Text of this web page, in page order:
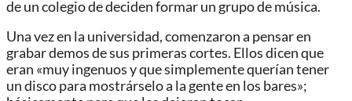
de un colegio de deciden formar un grupo de música.
Una vez en la universidad, comenzaron a pensar en
grabar demos de sus primeras cortes. Ellos dicen que
eran «muy ingenuos y que simplemente querían tener
un disco para mostrárselo a la gente en los bares»;